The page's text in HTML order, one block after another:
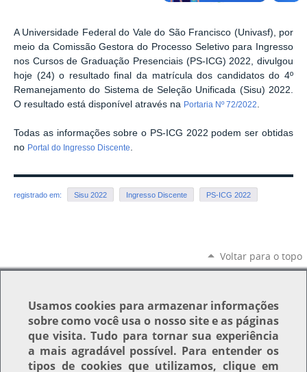
A Universidade Federal do Vale do São Francisco (Univasf), por
meio da Comissão Gestora do Processo Seletivo para Ingresso
nos Cursos de Graduação Presenciais (PS-ICG) 2022, divulgou
hoje (24) o resultado final da matrícula dos candidatos do 4º
Remanejamento do Sistema de Seleção Unificada (Sisu) 2022.
O resultado está disponível através na Portaria Nº 72/2022
Todas as informações sobre o PS-ICG 2022 podem ser obtidas
no Portal do Ingresso Discente.
registrado em: Sisu 2022 Ingresso Discente PS-ICG 2022
Voltar para o topo
Usamoscookies para armazenar informações
sobre como você usa o nosso site e as páginas
que visita. Tudo para tornar sua experiência
a mais agradável possível. Para entender os
tipos de cookies que utilizamos, clique em